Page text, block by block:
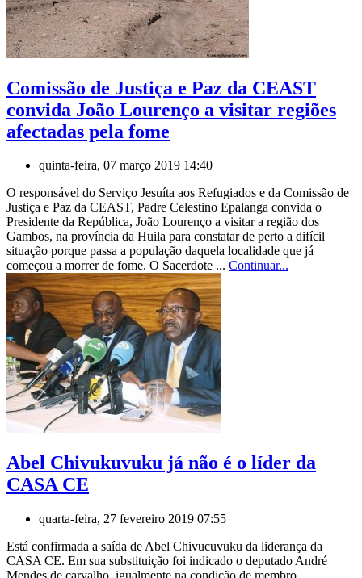
Comissão de Justiça e Paz da CEAST
convida João Lourenço a visitar regiões
afectadas pela fome
quinta-feira, 07 março 2019 14:40
O responsável do Serviço Jesuíta aos Refugiados e da Comissão de
Justiça e Paz da CEAST, Padre Celestino Epalanga convida o
Presidente da República, João Lourenço a visitar a região dos
Gambos, na província da Huila para constatar de perto a difícil
situação porque passa a população daquela localidade que já
começou a morrer de fome. O Sacerdote ... Continuar...
Abel Chivukuvuku já não é o líder da
CASA CE
quarta-feira, 27 fevereiro 2019 07:55
Está confirmada a saída de Abel Chivucuvuku da liderança da
CASA CE. Em sua substituição foi indicado o deputado André